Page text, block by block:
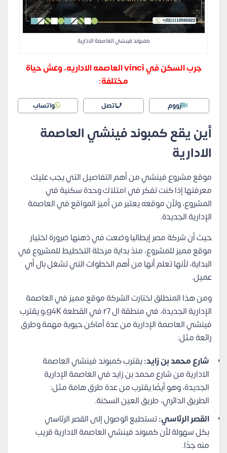
كمبوند فينشي العاصمة الادارية
جرب السكن في vinci العاصمه الاداريه، وعش حياة
مختلفة:
زووم اتصل واتساب
أين يقع كمبوند فينشي العاصمة
الادارية
موقع مشروع فينشي من أهم التفاصيل التي يجب عليك
معرفتها إذا كنت تفكر في امتلاك وحدة سكنية في
المشروع، ولأن موقعه يعتبر من أميز المواقع في العاصمة
الإدارية الجديدة.
حيث أن شركة مصر إيطاليا وضعت في ذهنها ضرورة اختيار
موقع مميز للمشروع، منذ بداية مرحلة التخطيط للمشروع في
البداية، لأنها تعلم أنها من أهم الخطوات التي تشغل بال أي
عميل.
ومن هذا المنطلق اختارت الشركة موقع مميز في العاصمة
الإدارية الجديدة، في منطقة ال r7 في القطعة g4K،و يقترب
فينشي العاصمة الإدارية من عدة أماكن حيوية مهمة وطرق
رائعة مثل:
شارع محمد بن زايد:يقترب كمبوند فينشي العاصمة
الادارية من شارع محمد بن زايد في العاصمة الإدارية
الجديدة، وهو أيضًا يقترب من عدة طرق هامة مثل:
الطريق الدائري، طريق العين السخنة.
القصر الرئاسي:تستطيع الوصول إلى القصر الرئاسي
بكل سهولة لأن كمبوند فينشي العاصمة الادارية قريب
منه جدًا.